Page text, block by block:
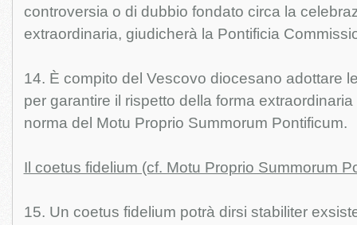
controversia o di dubbio fondato circa la
extraordinaria, giudicherà la Pontificia
14. È compito del Vescovo diocesano adottare
per garantire il rispetto della forma
norma del Motu Proprio Summorum Pontificum.
Il coetus fidelium (cf. Motu Proprio Summorum
15. Un coetus fidelium potrà dirsi stabiliter